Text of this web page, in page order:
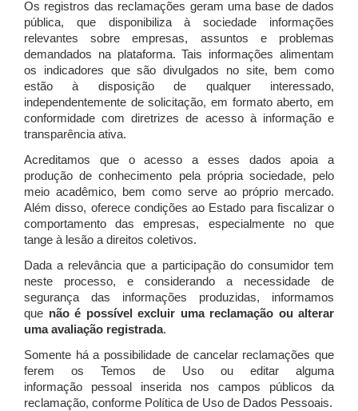
Os registros das reclamações geram uma base de dados
pública, que disponibiliza à sociedade informações
relevantes sobre empresas, assuntos e problemas
demandados na plataforma. Tais informações alimentam
os indicadores que são divulgados no site, bem como
estão à disposição de qualquer interessado,
independentemente de solicitação, em formato aberto, em
conformidade com diretrizes de acesso à informação e
transparência ativa.
Acreditamos que o acesso a esses dados apoia a
produção de conhecimento pela própria sociedade, pelo
meio acadêmico, bem como serve ao próprio mercado.
Além disso, oferece condições ao Estado para fiscalizar o
comportamento das empresas, especialmente no que
tange à lesão a direitos coletivos.
Dada a relevância que a participação do consumidor tem
neste processo, e considerando a necessidade de
segurança das informações produzidas, informamos
que não é possível excluir uma reclamação ou alterar
uma avaliação registrada.
Somente há a possibilidade de cancelar reclamações que
ferem os Temos de Uso ou editar alguma
informação pessoal inserida nos campos públicos da
reclamação, conforme Política de Uso de Dados Pessoais.